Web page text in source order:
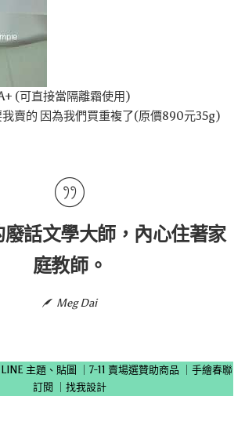
(可直接當隔離霜使用)
賣的 因為我們買重複了(原價890元35g)
話文學大師，內心住著家
庭教師。
Meg Dai
LINE 主題、貼圖 7-11 賣場選贊助商品
手繪春聯
訂閱
找我設計